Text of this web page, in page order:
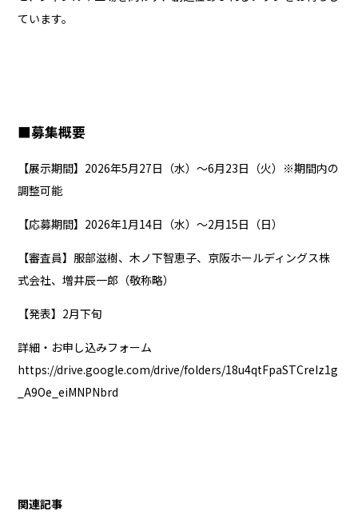
ています。
■募集概要
【展示期間】2026年5月27日（水）〜6月23日（火）※期間内の
調整可能
【応募期間】2026年1月14日（水）〜2月15日（日）
【審査員】服部滋樹、木ノ下智恵子、京阪ホールディングス株
式会社、増井辰一郎（敬称略）
【発表】2月下旬
詳細・お申し込みフォーム
https://drive.google.com/drive/folders/18u4qtFpaSTCreIz1g
_A9Oe_eiMNPNbrd
関連記事